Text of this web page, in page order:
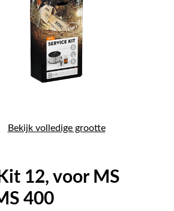
Bekijk volledige grootte
12, voor MS
400